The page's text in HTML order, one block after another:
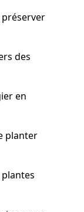
des
en
planter